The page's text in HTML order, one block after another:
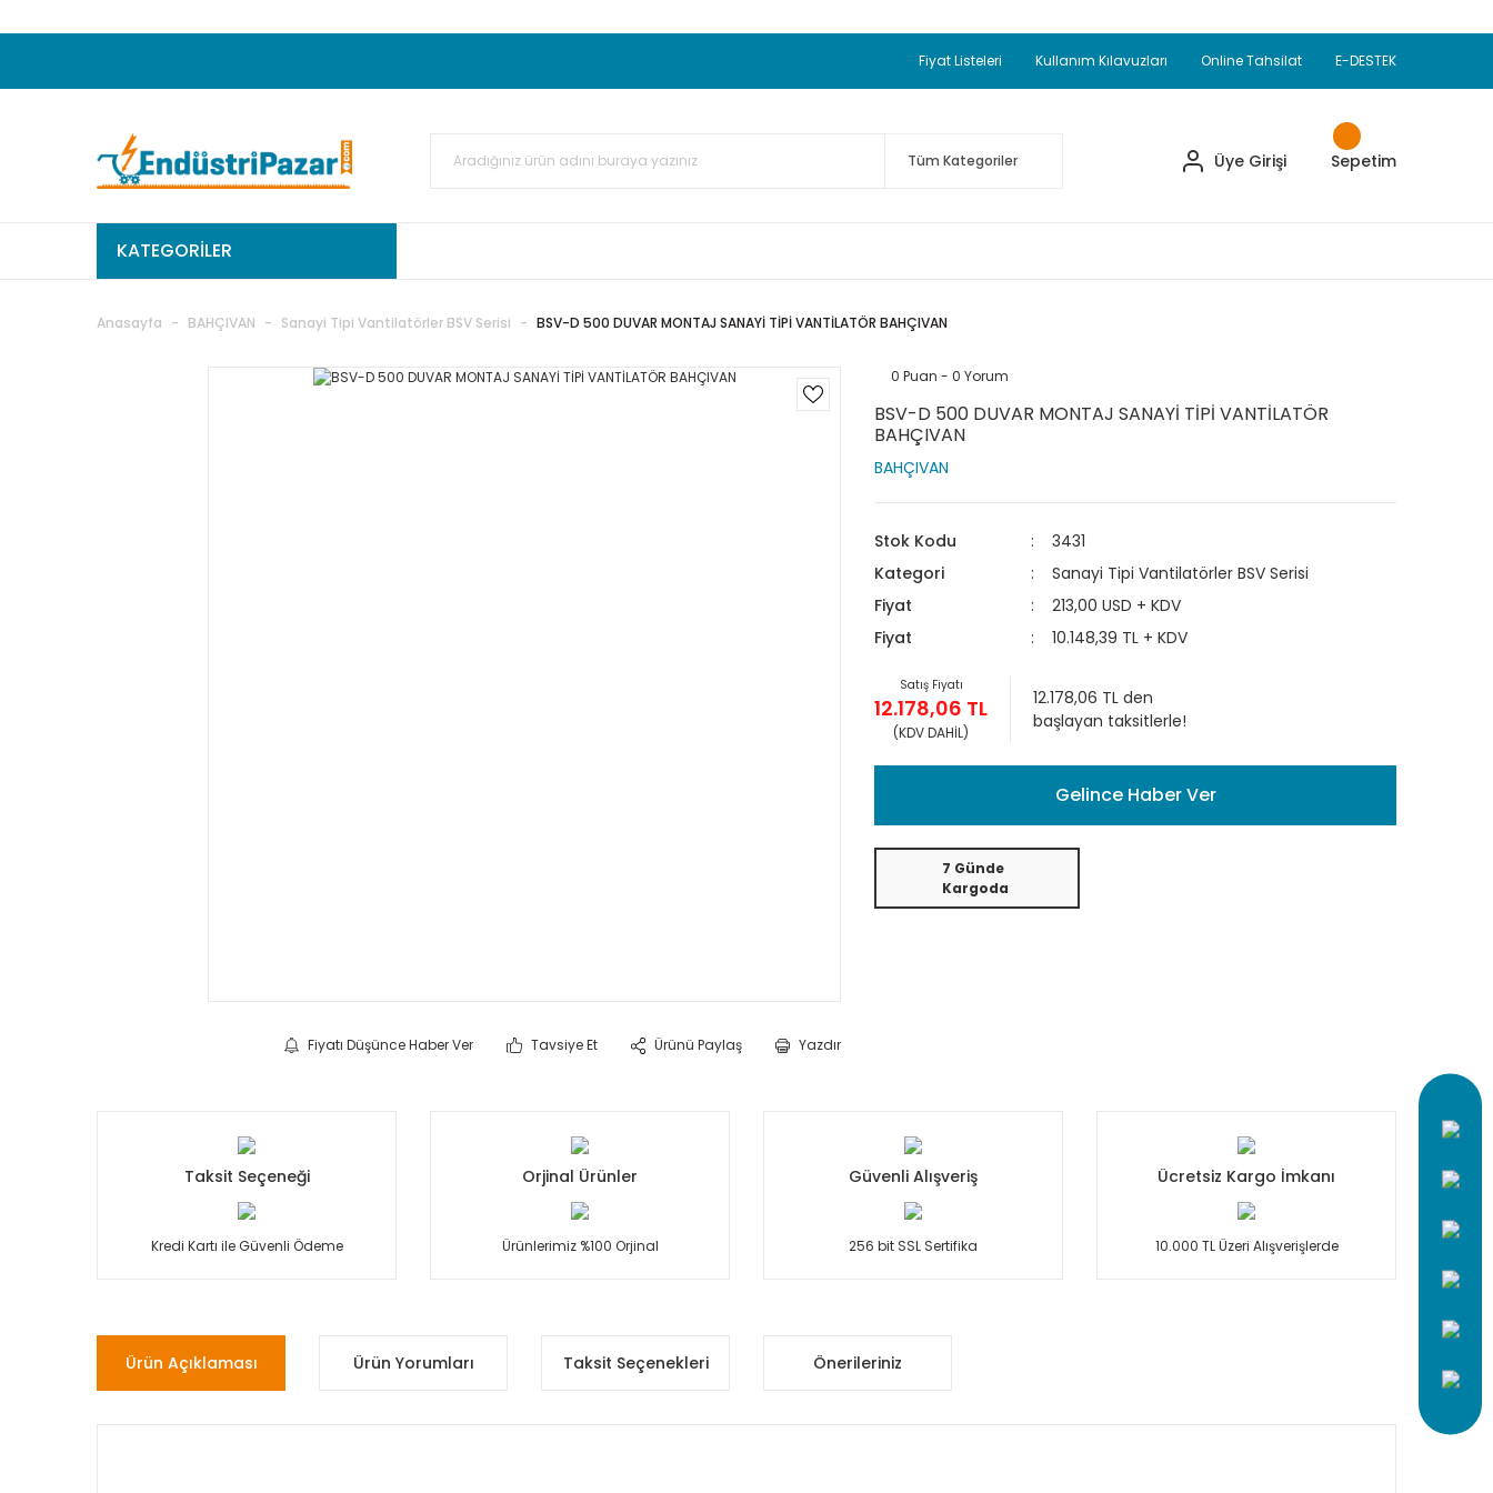
20.000TL ve Üzeri Alışverişlerinizde KARGO BEDAVATC Standart Bayonet J Tip Termokupul Ürünlerinde 50 Adet Alımlarda Sepette Ekstra %5 İskonto...
TC Standart Bayonet J Tip Termokupul Ürünlerinde 250 Adet Alımlarda Sepette
50.000,00TL ve Üzeri EMKO Ürünleri Alışverişlerinizde Sepette
Fiyat Listeleri Kullanım Kılavuzları Online Tahsilat E-DESTEK
Üye Girişi Sepetim
KATEGORİLER
Anasayfa BAHÇIVAN Sanayi Tipi Vantilatörler BSV Serisi BSV-D 500 DUVAR MONTAJ SANAYİ TİPİ VANTİLATÖR BAHÇIVAN
Fiyatı Düşünce Haber Ver Tavsiye Et Ürünü Paylaş Yazdır
0 Puan - 0 Yorum
BSV-D 500 DUVAR MONTAJ SANAYİ TİPİ VANTİLATÖR
BAHÇIVAN
BAHÇIVAN
Stok Kodu
3431
Kategori
Sanayi Tipi Vantilatörler BSV Serisi
Fiyat
213,00 USD + KDV
Fiyat
10.148,39 TL + KDV
Satış Fiyatı
12.178,06 TL
(KDV DAHİL)
12.178,06 TL den
başlayan taksitlerle!
Gelince Haber Ver
7 Günde
Kargoda
Taksit Seçeneği
Kredi Kartı ile Güvenli Ödeme
Orjinal Ürünler
Ürünlerimiz %100 Orjinal
Güvenli Alışveriş
256 bit SSL Sertifika
Ücretsiz Kargo İmkanı
10.000 TL Üzeri Alışverişlerde
Ürün Açıklaması Ürün Yorumları Taksit Seçenekleri Önerileriniz